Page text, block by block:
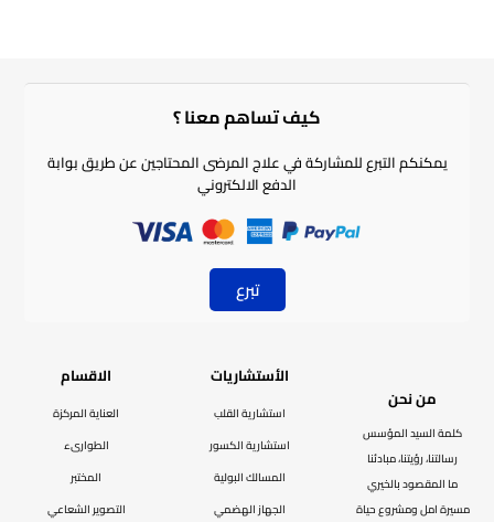
الاقسام
العناية المركزة
الطوارىء
المختبر
التصوير الشعاعي
الأستشاريات
استشارية القلب
استشارية الكسور
المسالك البولية
الجهاز الهضمي
من نحن
كلمة السيد المؤسس
رسالتنا، رؤيتنا، مبادئنا
ما المقصود بالخيري
مسيرة امل ومشروع حياة
كيف تساهم معنا ؟​
يمكنكم التبرع للمشاركة في علاج المرضى المحتاجين عن طريق بوابة
الدفع الالكتروني
تبرع